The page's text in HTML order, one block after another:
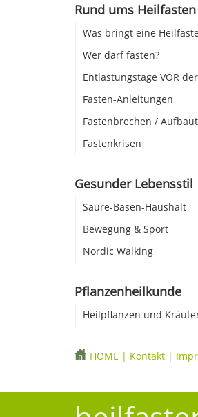
Rund ums Heilfasten
Was bringt eine
Wer darf fasten?
Entlastungstage VOR
Fasten-Anleitungen
Fastenbrechen /
Fastenkrisen
Gesunder Lebensstil
Säure-Basen-Haushalt
Bewegung & Sport
Nordic Walking
Pflanzenheilkunde
Heilpflanzen und
HOME | Kontakt|